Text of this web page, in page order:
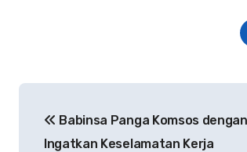
pos Babinsa Panga Komsos
Ingatkan Keselamatan Kerja